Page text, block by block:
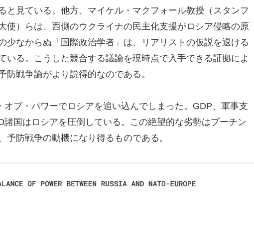
と見ている。他方、マイケル・マクフォール教授（スタンフ
使）らは、西側のウクライナの民主化支援がロシア侵略の原
少なからぬ「国際政治学者」は、リアリストの仮説を退ける
いる。こうした競合する議論を現時点で入手できる証拠によ
防戦争論がより説得的なのである。
オブ・パワーでロシアを追い込んでしまった。GDP、軍事支
諸国はロシアを圧倒している。この絶望的な劣勢はプーチン
予防戦争の動機になり得るものである。